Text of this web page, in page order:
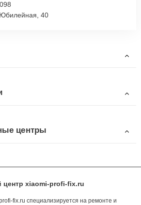
Юбилейная, 40
центры
xiaomi-profi-fix.ru
fix.ru специализируется на ремонте и